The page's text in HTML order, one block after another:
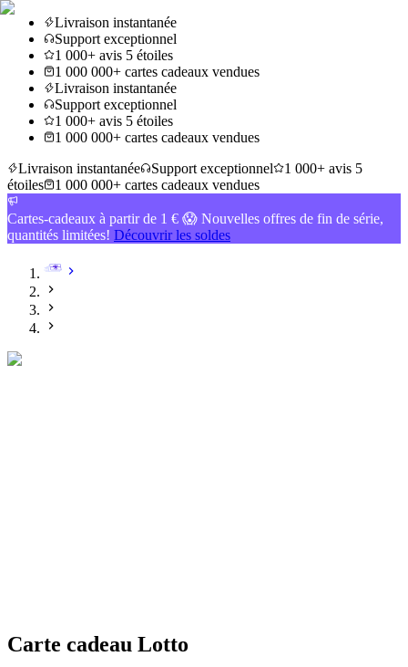
Livraison instantanée
Support exceptionnel
1 000+ avis 5 étoiles
1 000 000+ cartes cadeaux vendues
Livraison instantanée
Support exceptionnel
1 000+ avis 5 étoiles
1 000 000+ cartes cadeaux vendues
Livraison instantanée
Support exceptionnel
1 000+ avis 5
étoiles
1 000 000+ cartes cadeaux vendues
Cartes-cadeaux à partir de 1 € 😱 Nouvelles offres de fin de série,
quantités limitées! Découvrir les soldes
Carte cadeau Lotto